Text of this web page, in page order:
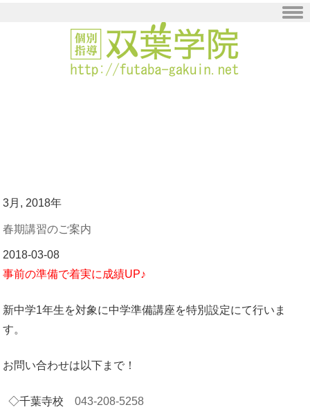
Skip to content
3月, 2018年
春期講習のご案内
2018-03-08
事前の準備で着実に成績UP♪
新中学1年生を対象に中学準備講座を特別設定にて行いま
す。
お問い合わせは以下まで！
◇千葉寺校 043-208-5258